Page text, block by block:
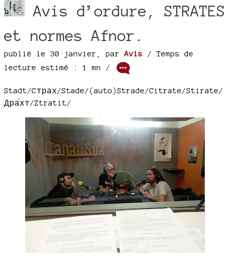
Avis d’ordure, STRATES
et normes Afnor.
publié le 30 janvier par Avis / Temps de
lecture estimé : 1 mn /
Stadt/Cтрах/Stade/(auto)Strade/Citrate/Stirate/
Дра́хт/Ztratit/